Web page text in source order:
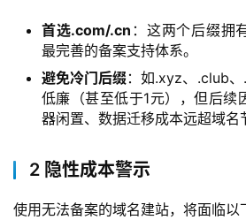
页
与
务
首选.com/.cn ：这两个后缀拥
最完善的备案支持体系。
避免冷门后缀 ：如.xyz、.club
低廉（甚至低于1元），但后续
器闲置、数据迁移成本远超域名
2 隐性成本警示
使用无法备案的域名建站，将面临以